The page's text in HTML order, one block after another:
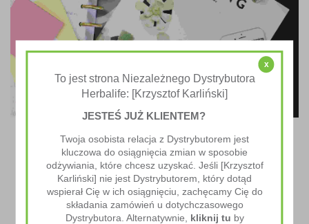
Recipe Idea 2
Lorem ipsum dolor sit amet, consectetur adipiscing elit. Nullam
quis erat ac mauris dignissim dignissim. Morbi dapibus nibh est,
aliquam rhoncus lacus tristique a.
x
To jest strona Niezależnego Dystrybutora
Herbalife: [Krzysztof Karliński]
JESTEŚ JUŻ KLIENTEM?
Twoja osobista relacja z Dystrybutorem jest
kluczowa do osiągnięcia zmian w sposobie
odżywiania, które chcesz uzyskać. Jeśli [Krzysztof
Karliński] nie jest Dystrybutorem, który dotąd
wspierał Cię w ich osiągnięciu, zachęcamy Cię do
składania zamówień u dotychczasowego
Dystrybutora. Alternatywnie, kliknij tu by